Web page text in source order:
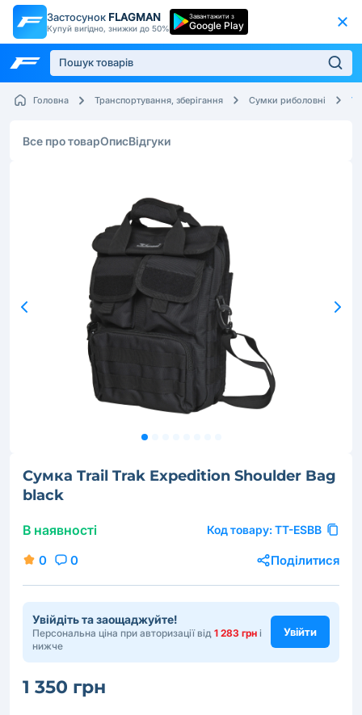
Застосунок FLAGMAN
Купуй вигідно, знижки до 50%
Завантажити з
Google Play
Головна Транспортування, зберігання Сумки риболовні
Все про товарОписВідгуки
Сумка Trail Trak Expedition Shoulder Bag
black
В наявності Код товару: TT-ESBB
0 0 Поділитися
Увійдіть та заощаджуйте!
Персональна ціна при авторизації від 1 283 грн і
нижче
Увійти
1 350 грн